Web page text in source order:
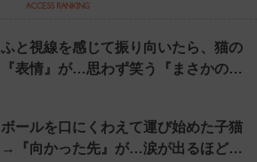
ふと視線を感じて振り向いたら、猫の
『表情』が…思わず笑う『まさかの…
ボールを口にくわえて運び始めた子猫
→『向かった先』が…涙が出るほど…